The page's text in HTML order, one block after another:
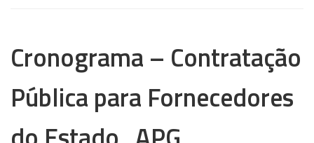
Cronograma – Contratação
Pública para Fornecedores